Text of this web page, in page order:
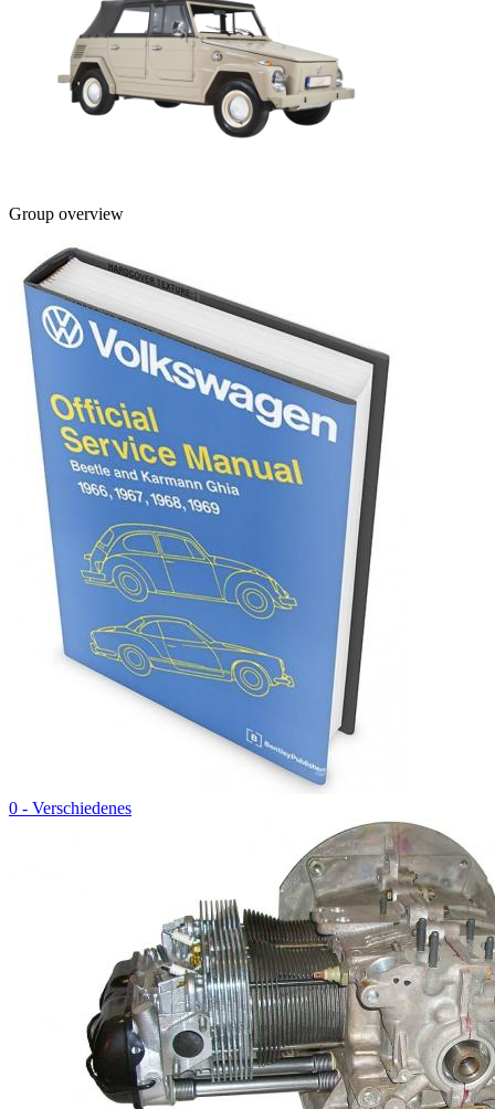
Group overview
0 - Verschiedenes